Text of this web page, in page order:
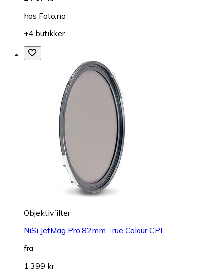
hos Foto.no
+4 butikker
Objektivfilter
NiSi JetMag Pro 82mm True Colour CPL
fra
1 399 kr